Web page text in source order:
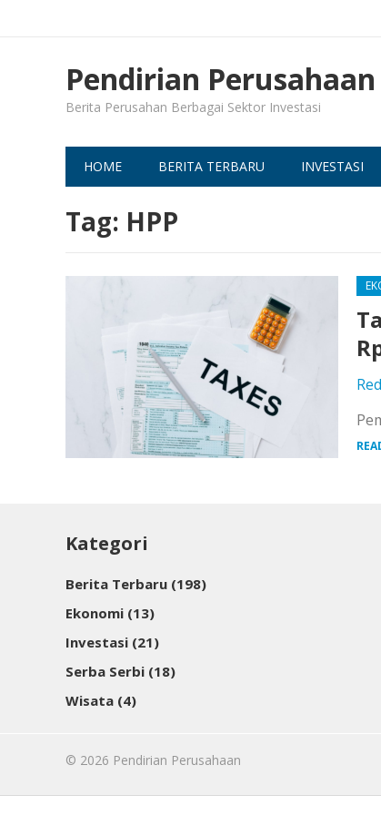
Pendirian Perusahaan
Berita Perusahan Berbagai Sektor Investasi
HOME BERITA TERBARU INVESTASI
Tag: HPP
Kategori
Berita Terbaru (198)
Ekonomi (13)
Investasi (21)
Serba Serbi (18)
Wisata (4)
© 2026 Pendirian Perusahaan